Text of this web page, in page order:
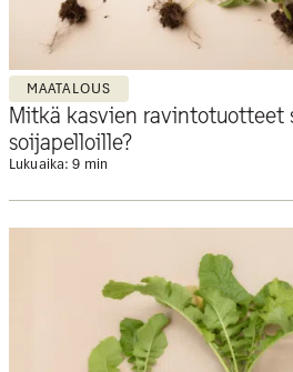
MAATALOUS
Mitkä kasvien ravintotuotteet
soijapelloille?
Lukuaika: 9 min